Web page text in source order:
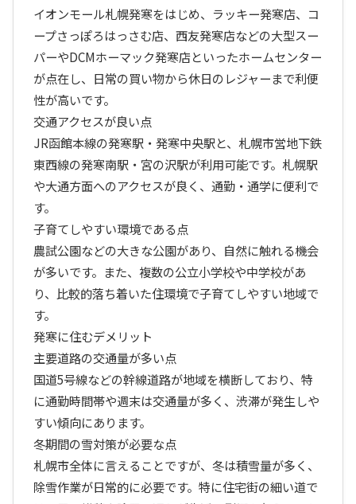
イオンモール札幌発寒をはじめ、ラッキー発寒店、コ
ープさっぽろはっさむ店、西友発寒店などの大型スー
パーやDCMホーマック発寒店といったホームセンター
が点在し、日常の買い物から休日のレジャーまで利便
性が高いです。
交通アクセスが良い点
JR函館本線の発寒駅・発寒中央駅と、札幌市営地下鉄
東西線の発寒南駅・宮の沢駅が利用可能です。札幌駅
や大通方面へのアクセスが良く、通勤・通学に便利で
す。
子育てしやすい環境である点
農試公園などの大きな公園があり、自然に触れる機会
が多いです。また、複数の公立小学校や中学校があ
り、比較的落ち着いた住環境で子育てしやすい地域で
す。
発寒に住むデメリット
主要道路の交通量が多い点
国道5号線などの幹線道路が地域を横断しており、特
に通勤時間帯や週末は交通量が多く、渋滞が発生しや
すい傾向にあります。
冬期間の雪対策が必要な点
札幌市全体に言えることですが、冬は積雪量が多く、
除雪作業が日常的に必要です。特に住宅街の細い道で